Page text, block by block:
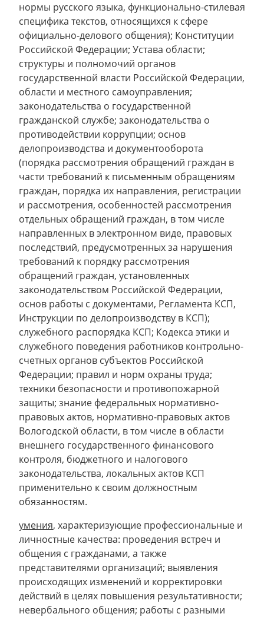
нормы русского языка, функционально-стилевая
специфика текстов, относящихся к сфере
официально-делового общения); Конституции
Российской Федерации; Устава области;
структуры и полномочий органов
государственной власти Российской Федерации,
области и местного самоуправления;
законодательства о государственной
гражданской службе; законодательства о
противодействии коррупции; основ
делопроизводства и документооборота
(порядка рассмотрения обращений граждан в
части требований к письменным обращениям
граждан, порядка их направления, регистрации
и рассмотрения, особенностей рассмотрения
отдельных обращений граждан, в том числе
направленных в электронном виде, правовых
последствий, предусмотренных за нарушения
требований к порядку рассмотрения
обращений граждан, установленных
законодательством Российской Федерации,
основ работы с документами, Регламента КСП,
Инструкции по делопроизводству в КСП);
служебного распорядка КСП; Кодекса этики и
служебного поведения работников контрольно-
счетных органов субъектов Российской
Федерации; правил и норм охраны труда;
техники безопасности и противопожарной
защиты; знание федеральных нормативно-
правовых актов, нормативно-правовых актов
Вологодской области, в том числе в области
внешнего государственного финансового
контроля, бюджетного и налогового
законодательства, локальных актов КСП
применительно к своим должностным
обязанностям.
умения, характеризующие профессиональные и
личностные качества: проведения встреч и
общения с гражданами, а также
представителями организаций; выявления
происходящих изменений и корректировки
действий в целях повышения результативности;
невербального общения; работы с разными